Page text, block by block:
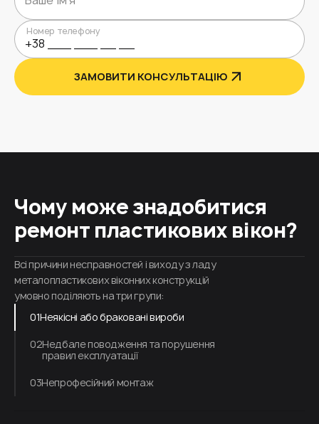
Номер телефону
ЗАМОВИТИ КОНСУЛЬТАЦІЮ
Чому може знадобитися
ремонт пластикових вікон?
Всі причини несправностей і виходу з ладу
металопластикових віконних конструкцій
умовно поділяють на три групи:
01Неякісні або браковані вироби
02Недбале поводження та порушення
правил експлуатації
03Непрофесійний монтаж